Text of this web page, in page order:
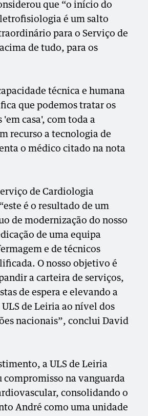
que “o início do
é um salto
para o Serviço de
de tudo, para os
técnica e humana
que podemos tratar os
'em casa', com toda a
recurso a tecnologia de
o médico citado na nota
de Cardiologia
é o resultado de um
de modernização do nosso
de uma equipa
e de técnicos
O nosso objetivo é
a carteira de serviços,
de espera e elevando a
de Leiria ao nível dos
nacionais”, conclui David
a ULS de Leiria
compromisso na vanguarda
consolidando o
André como uma unidade